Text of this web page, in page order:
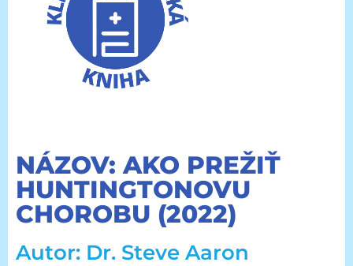
NÁZOV: AKO PREŽIŤ
HUNTINGTONOVU
CHOROBU (2022)
Autor: Dr. Steve Aaron